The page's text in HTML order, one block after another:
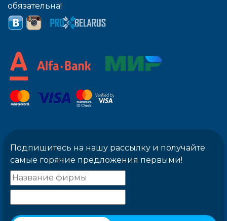
обязательна!
Подпишитесь на нашу рассылку и получайте
самые горячие предложения первыми!